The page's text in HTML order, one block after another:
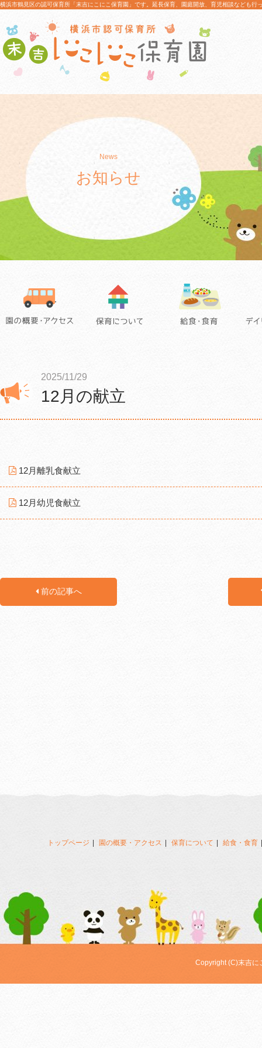
横浜市鶴見区の認可保育所「末吉にこにこ保育園」です。延長保育、園庭開放、育児相談なども行
News
お知らせ
2025/11/29
12月の献立
12月離乳食献立
12月幼児食献立
前の記事へ
トップページ 園の概要・アクセス 保育について 給食・食育
Copyright (C)末吉に